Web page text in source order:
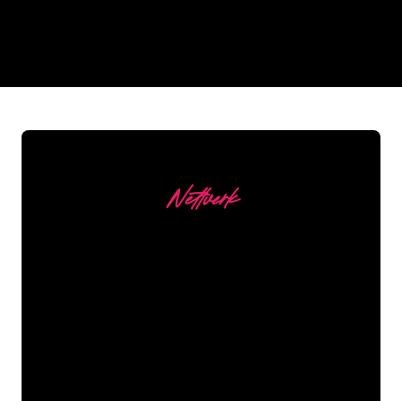
Nettverk